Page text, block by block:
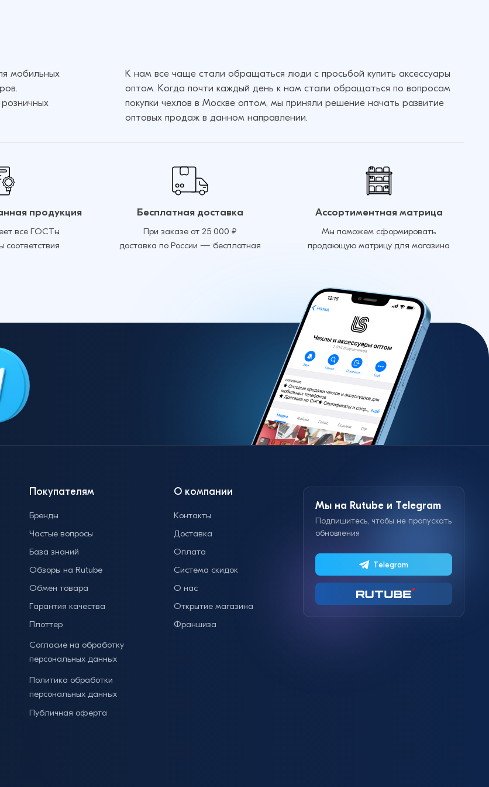
мобильных
К нам все чаще стали обращаться люди с просьбой купить аксессуары
оптом. Когда почти каждый день к нам стали обращаться по вопросам
покупки чехлов в Москве оптом, мы приняли решение начать развитие
оптовых продаж в данном направлении.
продукция
все ГОСТы
соответствия
Бесплатная доставка
При заказе от 25 000 ₽
доставка по России — бесплатная
Ассортиментная матрица
Мы поможем сформировать
продающую матрицу для магазина
Покупателям
Бренды
Частые вопросы
База знаний
Обзоры на Rutube
Обмен товара
Гарантия качества
Плоттер
Согласие на обработку
персональных данных
Политика обработки
персональных данных
Публичная оферта
О компании
Контакты
Доставка
Оплата
Система скидок
О нас
Открытие магазина
Франшиза
Мы на Rutube и Telegram
Подпишитесь, чтобы не пропускать
обновления
Telegram